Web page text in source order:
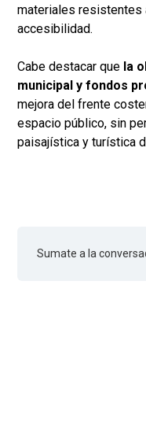
materiales resistentes
accesibilidad.
Cabe destacar que la
municipal y fondos
mejora del frente
espacio público, sin
paisajística y turística
Sumate a la